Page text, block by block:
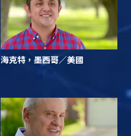
海克特，墨西哥／美國